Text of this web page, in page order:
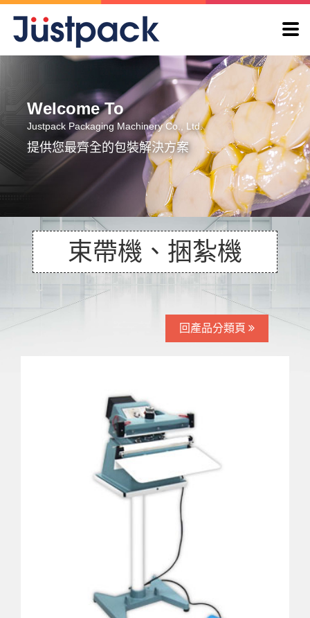
Welcome To
Justpack Packaging Machinery Co., Ltd.
提供您最齊全的包裝解決方案
束帶機、捆紮機
回產品分類頁
束